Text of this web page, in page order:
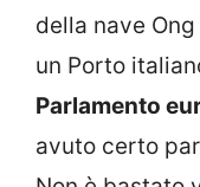
della nave
un Porto
Parlamento
avuto certo